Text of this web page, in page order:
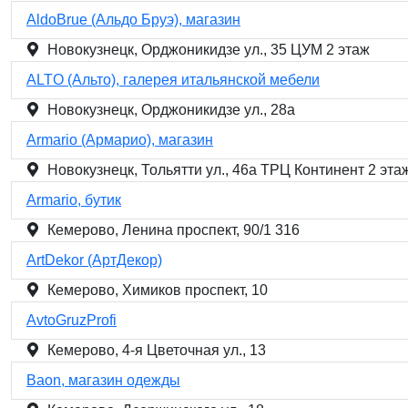
AldoBrue (Альдо Бруэ), магазин
Новокузнецк, Орджоникидзе ул., 35 ЦУМ 2 этаж
ALTO (Альто), галерея итальянской мебели
Новокузнецк, Орджоникидзе ул., 28а
Armario (Армарио), магазин
Новокузнецк, Тольятти ул., 46а ТРЦ Континент 2
Armario, бутик
Кемерово, Ленина проспект, 90/1 316
ArtDekor (АртДекор)
Кемерово, Химиков проспект, 10
AvtoGruzProfi
Кемерово, 4-я Цветочная ул., 13
Baon, магазин одежды